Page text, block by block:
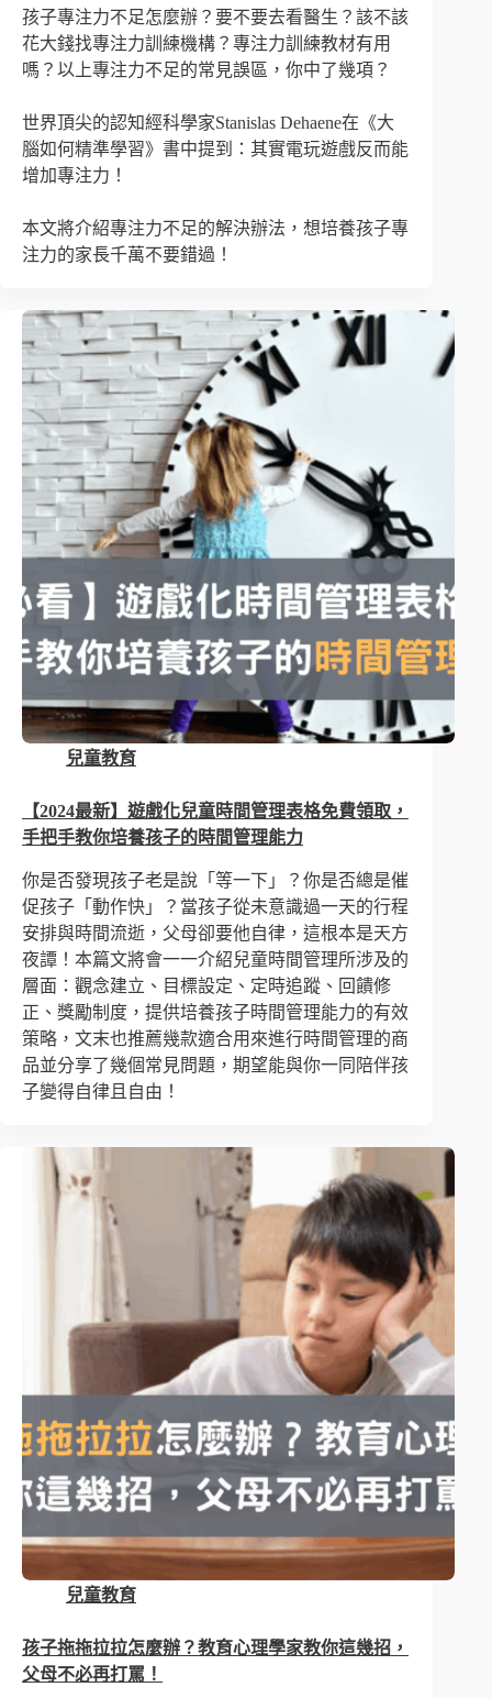
孩子專注力不足怎麼辦？要不要去看醫生？該不該
花大錢找專注力訓練機構？專注力訓練教材有用
嗎？以上專注力不足的常見誤區，你中了幾項？
世界頂尖的認知經科學家Stanislas Dehaene在《大
腦如何精準學習》書中提到：其實電玩遊戲反而能
增加專注力！
本文將介紹專注力不足的解決辦法，想培養孩子專
注力的家長千萬不要錯過！
兒童教育
【2024最新】遊戲化兒童時間管理表格免費領取，
手把手教你培養孩子的時間管理能力
你是否發現孩子老是說「等一下」？你是否總是催
促孩子「動作快」？當孩子從未意識過一天的行程
安排與時間流逝，父母卻要他自律，這根本是天方
夜譚！本篇文將會一一介紹兒童時間管理所涉及的
層面：觀念建立、目標設定、定時追蹤、回饋修
正、獎勵制度，提供培養孩子時間管理能力的有效
策略，文末也推薦幾款適合用來進行時間管理的商
品並分享了幾個常見問題，期望能與你一同陪伴孩
子變得自律且自由！
兒童教育
孩子拖拖拉拉怎麼辦？教育心理學家教你這幾招，
父母不必再打罵！